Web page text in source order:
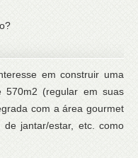
em construir uma
(regular em suas
com a área gourmet
jantar/estar, etc. como